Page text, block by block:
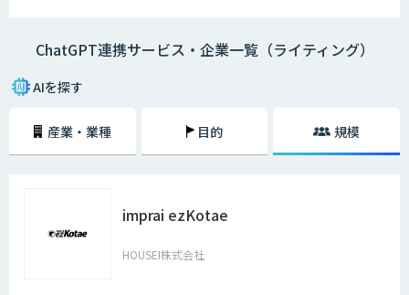
ChatGPT連携サービス・企業一覧（ライティング）
AIを探す
産業・業種 目的 規模
imprai ezKotae
HOUSEI株式会社